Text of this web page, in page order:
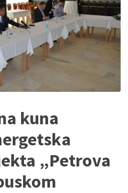
kuna
„Petrova